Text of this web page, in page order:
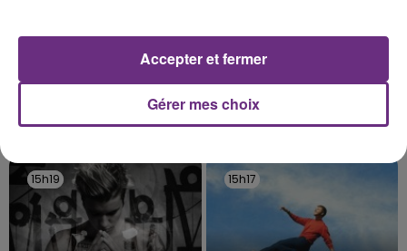
MARK AMBOR ORIA
15h19
15h19 15h17
15h17
Gérer mes choix
Accepter et fermer